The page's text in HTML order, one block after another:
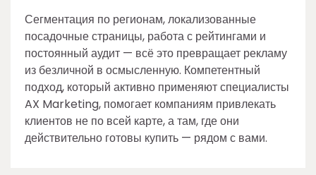
Сегментация по регионам, локализованные
посадочные страницы, работа с рейтингами и
постоянный аудит — всё это превращает рекламу
из безличной в осмысленную. Компетентный
подход, который активно применяют специалисты
AX Marketing, помогает компаниям привлекать
клиентов не по всей карте, а там, где они
действительно готовы купить — рядом с вами.